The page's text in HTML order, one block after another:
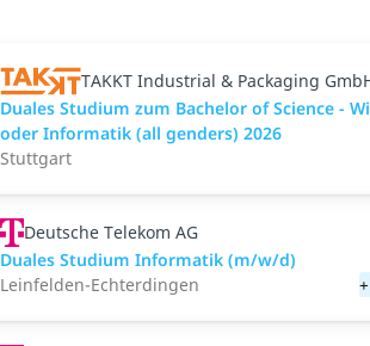
TAKKT Industrial & Packaging
Duales Studium zum Bachelor of Science -
oder Informatik (all genders) 2026
Stuttgart
Deutsche Telekom AG
Duales Studium Informatik (m/w/d)
Leinfelden-Echterdingen